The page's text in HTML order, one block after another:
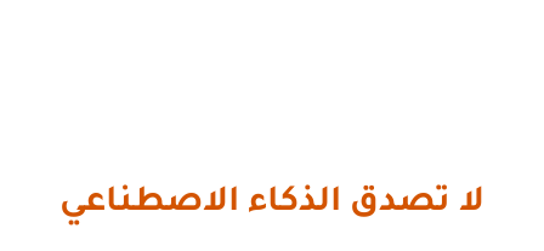
لا تصدق الذكاء الاصطناعي